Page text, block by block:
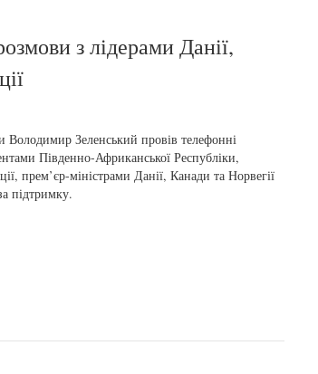
з лідерами Данії,
Володимир Зеленський провів телефонні
Південно-Африканської Республіки,
прем’єр-міністрами Данії, Канади та Норвегії
підтримку.